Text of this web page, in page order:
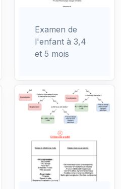
Examen de
l'enfant à 3,4
et 5 mois